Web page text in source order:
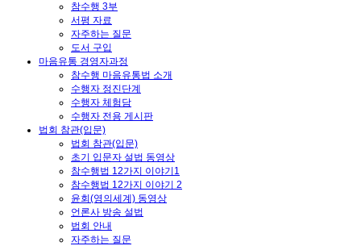
참수행 3부
서평 자료
자주하는 질문
도서 구입
마음유통 경영자과정
참수행 마음유통법 소개
수행자 정진단계
수행자 체험담
수행자 전용 게시판
법회 참관(입문)
법회 참관(입문)
초기 입문자 설법 동영상
참수행법 12가지 이야기1
참수행법 12가지 이야기 2
윤회(영의세계) 동영상
언론사 방송 설법
법회 안내
자주하는 질문